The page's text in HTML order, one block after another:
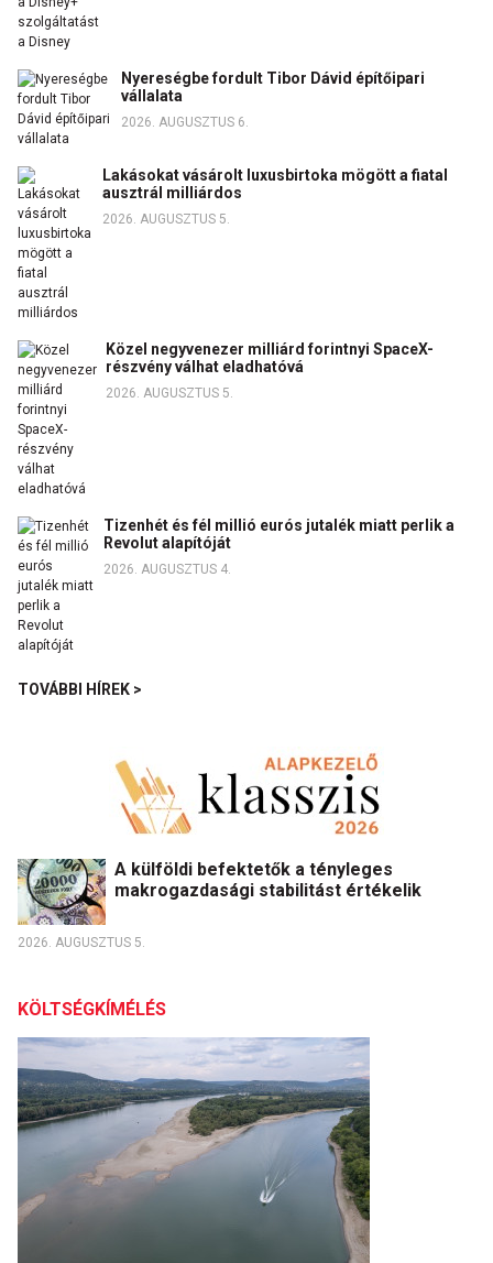
Nyereségbe fordult Tibor Dávid építőipari
vállalata
2026. AUGUSZTUS 6.
Lakásokat vásárolt luxusbirtoka mögött a fiatal
ausztrál milliárdos
2026. AUGUSZTUS 5.
Közel negyvenezer milliárd forintnyi SpaceX-
részvény válhat eladhatóvá
2026. AUGUSZTUS 5.
Tizenhét és fél millió eurós jutalék miatt perlik a
Revolut alapítóját
2026. AUGUSZTUS 4.
TOVÁBBI HÍREK >
A külföldi befektetők a tényleges
makrogazdasági stabilitást értékelik
2026. AUGUSZTUS 5.
KÖLTSÉGKÍMÉLÉS